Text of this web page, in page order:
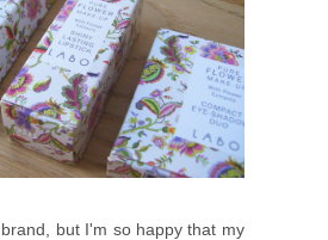
but I'm so happy that my